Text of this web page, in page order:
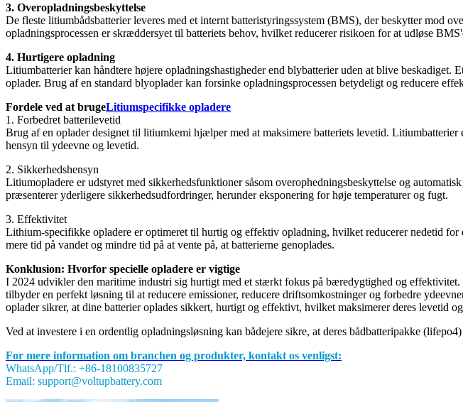
3. Overopladningsbeskyttelse
De fleste litiumbådsbatterier leveres med et internt batteristyringssystem (BMS), der beskytter mod
opladningsprocessen er skræddersyet til batteriets behov, hvilket reducerer risikoen for at udløse
4. Hurtigere opladning
Litiumbatterier kan håndtere højere opladningshastigheder end blybatterier uden at blive
oplader. Brug af en standard blyoplader kan forsinke opladningsprocessen betydeligt og reducere
Fordele ved at brugeLitiumspecifikke opladere
1. Forbedret batterilevetid
Brug af en oplader designet til litiumkemi hjælper med at maksimere batteriets levetid.
hensyn til ydeevne og levetid.
2. Sikkerhedshensyn
Litiumopladere er udstyret med sikkerhedsfunktioner såsom overophedningsbeskyttelse og
præsenterer yderligere sikkerhedsudfordringer, herunder eksponering for høje temperaturer og fugt.
3. Effektivitet
Lithium-specifikke opladere er optimeret til hurtig og effektiv opladning, hvilket reducerer nedetid
mere tid på vandet og mindre tid på at vente på, at batterierne genoplades.
Konklusion: Hvorfor specielle opladere er vigtige
I 2024 udvikler den maritime industri sig hurtigt med et stærkt fokus på bæredygtighed og
tilbyder en perfekt løsning til at reducere emissioner, reducere driftsomkostninger og forbedre
oplader sikrer, at dine batterier oplades sikkert, hurtigt og effektivt, hvilket maksimerer deres levetid
Ved at investere i en ordentlig opladningsløsning kan bådejere sikre, at deres bådbatteripakke
For mere information om branchen og produkter, kontakt os venligst:
WhatsApp/Tlf.: +86-18100835727
Email: support@voltupbattery.com